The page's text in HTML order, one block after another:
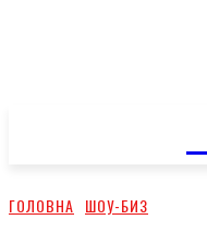
ГОЛОВНА ШОУ-БИЗ